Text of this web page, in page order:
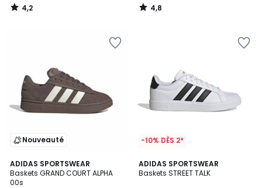
4,2
/
4,8
/
Nouveauté
ADIDAS SPORTSWEAR
Baskets GRAND COURT ALPHA
00s
4,9
/ 5
-10% DÈS 2*
ADIDAS SPORTSWEAR
Baskets STREET TALK
4,7
/ 5
2
Couleurs